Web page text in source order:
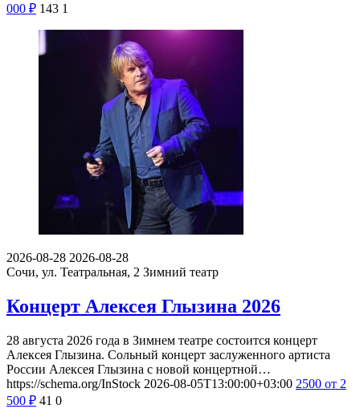
000 ₽ 143 1
2026-08-28 2026-08-28
Сочи, ул. Театральная, 2 Зимний театр
Концерт Алексея Глызина 2026
28 августа 2026 года в Зимнем театре состоится концерт
Алексея Глызина. Сольный концерт заслуженного артиста
России Алексея Глызина с новой концертной…
https://schema.org/InStock 2026-08-05T13:00:00+03:00 2500 от 2
500 ₽ 41 0